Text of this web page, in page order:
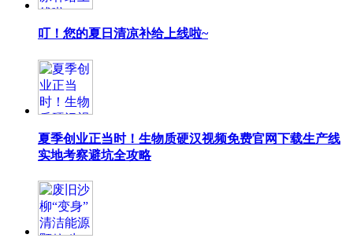
叮！您的夏日清凉补给上线啦~
夏季创业正当时！生物质硬汉视频免费官网下载生产线
实地考察避坑全攻略